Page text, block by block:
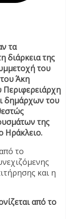
τα
διάρκεια της
του
Άκη
δημάρχων του
της
Ηράκλειο.
το
και η
από το